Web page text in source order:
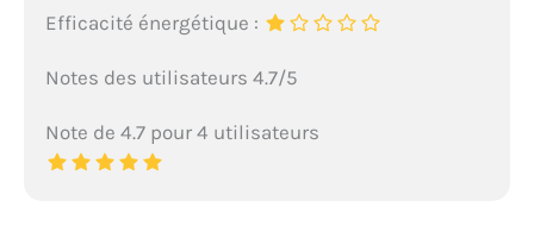
Efficacité énergétique :
Notes des utilisateurs 4.7/5
Note de 4.7 pour 4 utilisateurs